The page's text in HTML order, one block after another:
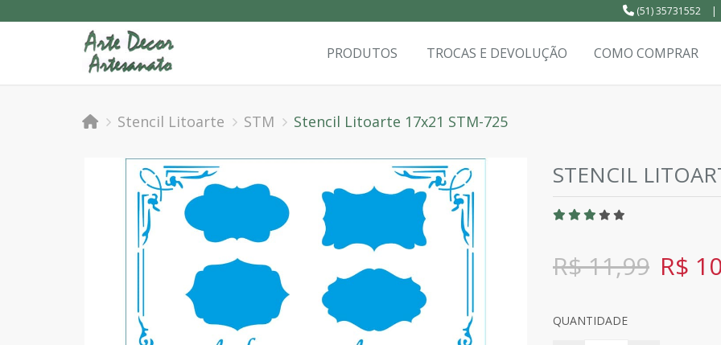
(51) 35731552 |
PRODUTOS TROCAS E DEVOLUÇÃO COMO COMPRAR
Stencil Litoarte STM Stencil Litoarte 17x21 STM-725
STENCIL
R$ 11,99 R$
QUANTIDADE